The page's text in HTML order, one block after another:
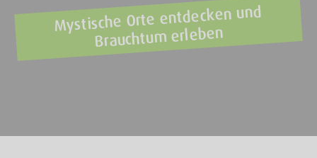
Mystische Orte entdecken und
Brauchtum erleben